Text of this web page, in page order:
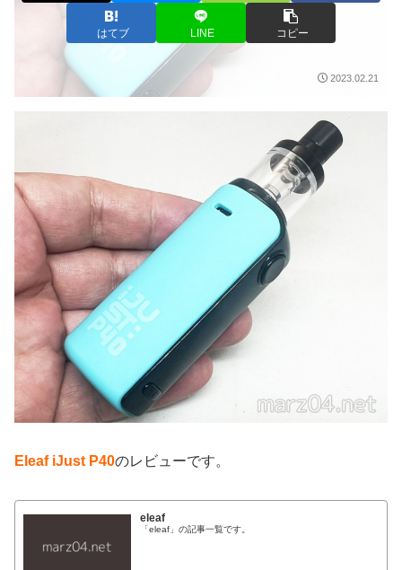
はてブ LINE コピー
2023.02.21
Eleaf iJust P40のレビューです。
eleaf
「eleaf」の記事一覧です。